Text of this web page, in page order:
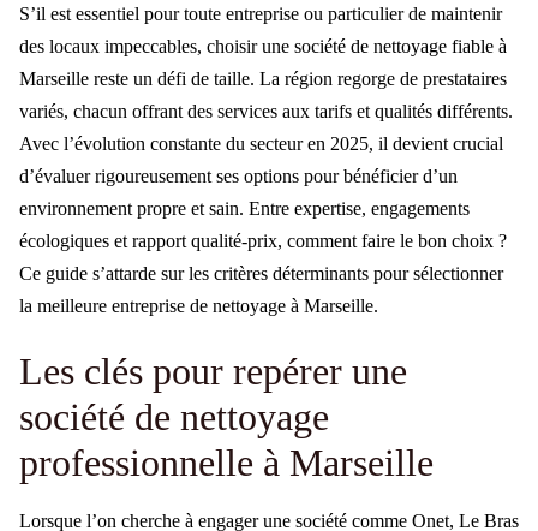
S’il est essentiel pour toute entreprise ou particulier de maintenir
des locaux impeccables, choisir une société de nettoyage fiable à
Marseille reste un défi de taille. La région regorge de prestataires
variés, chacun offrant des services aux tarifs et qualités différents.
Avec l’évolution constante du secteur en 2025, il devient crucial
d’évaluer rigoureusement ses options pour bénéficier d’un
environnement propre et sain. Entre expertise, engagements
écologiques et rapport qualité-prix, comment faire le bon choix ?
Ce guide s’attarde sur les critères déterminants pour sélectionner
la meilleure entreprise de nettoyage à Marseille.
Les clés pour repérer une
société de nettoyage
professionnelle à Marseille
Lorsque l’on cherche à engager une société comme Onet, Le Bras